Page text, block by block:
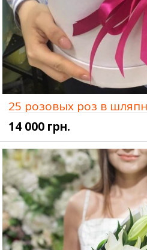
25 розовых роз в
14 000 грн.